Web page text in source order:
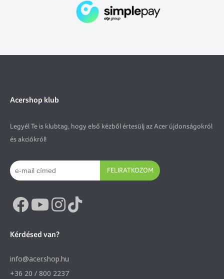
Acershop klub
Legyél Te is klubtag, hogy első kézből értesülj az Acer újdonságokról
és akciókról!
FELIRATKOZOM
Kérdésed van?
info@acer.shop.hu
+36 20 / 800 2237